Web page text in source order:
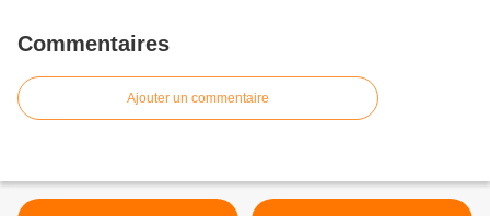
Commentaires
Ajouter un commentaire